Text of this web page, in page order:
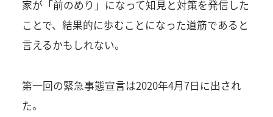
家が「前のめり」になって知見と対策を発信した
ことで、結果的に歩むことになった道筋であると
言えるかもしれない。
第一回の緊急事態宣言は2020年4月7日に出され
た。